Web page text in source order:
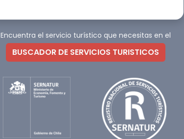
Encuentra el servicio turístico que necesitas en el
BUSCADOR DE SERVICIOS TURISTICOS